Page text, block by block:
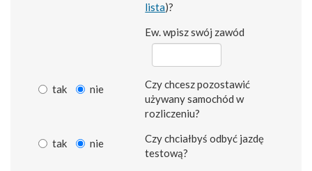
lista)?
Ew. wpisz swój zawód
tak nie
Czy chcesz pozostawić
używany samochód w
rozliczeniu?
tak nie
Czy chciałbyś odbyć jazdę
testową?